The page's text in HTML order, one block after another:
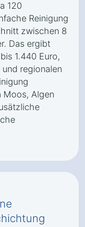
120
Reinigung
zwischen 8
Das ergibt
1.440 Euro,
regionalen
Moos, Algen